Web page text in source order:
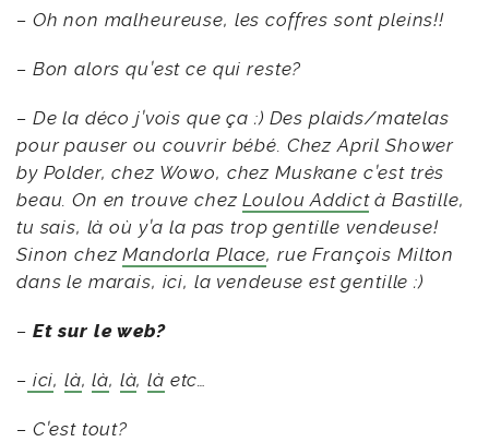
– Oh non malheureuse, les coffres sont pleins!!
– Bon alors qu’est ce qui reste?
– De la déco j’vois que ça :) Des plaids/matelas
pour pauser ou couvrir bébé. Chez April Shower
by Polder, chez Wowo, chez Muskane c’est très
beau. On en trouve chezLoulou Addictà Bastille,
tu sais, là où y’a la pas trop gentille vendeuse!
Sinon chezMandorla Place, rue François Milton
dans le marais, ici, la vendeuse est gentille :)
– Et sur le web?
– ici, là,là, là,là etc…
– C’est tout?